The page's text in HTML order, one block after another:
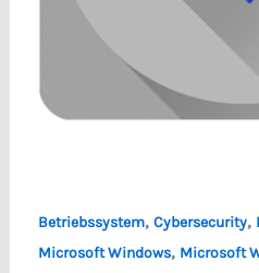
Betriebssystem, Cybersecurity,
Microsoft Windows, Microsoft